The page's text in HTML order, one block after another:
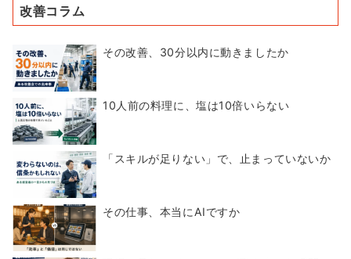
改善コラム
その改善、30分以内に動きましたか
10人前の料理に、塩は10倍いらない
「スキルが足りない」で、止まっていないか
その仕事、本当にAIですか